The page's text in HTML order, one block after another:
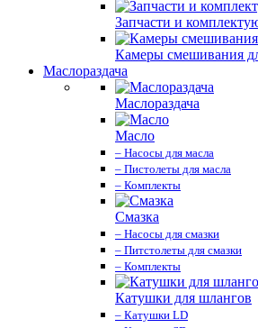
Запчасти и
Камеры смешивания
Маслораздача
Маслораздача
Масло
– Насосы для масла
– Пистолеты для масла
– Комплекты
Смазка
– Насосы для смазки
– Питстолеты для смазки
– Комплекты
Катушки для шлангов
– Катушки LD